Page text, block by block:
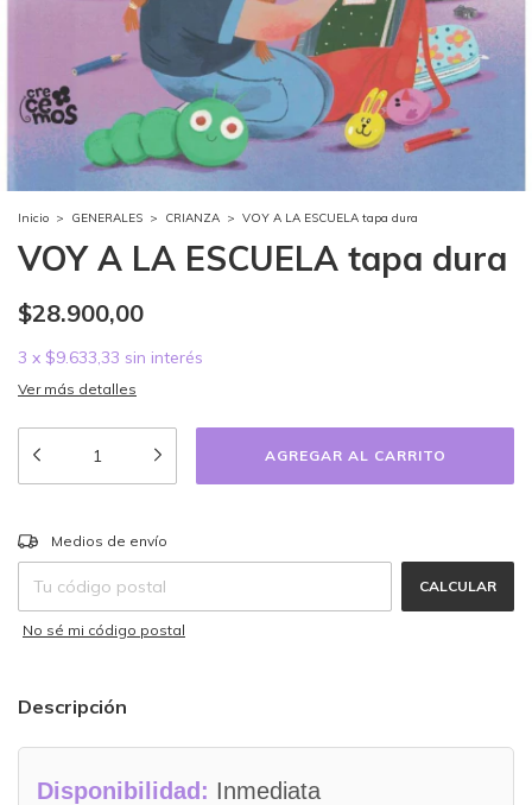
Inicio > GENERALES > CRIANZA > VOY A LA ESCUELA tapa dura
VOY A LA ESCUELA tapa dura
$28.900,00
3 x $9.633,33 sin interés
Ver más detalles
Entregas para el CP:
Medios de envío
CALCULAR
No sé mi código postal
Descripción
Disponibilidad: Inmediata